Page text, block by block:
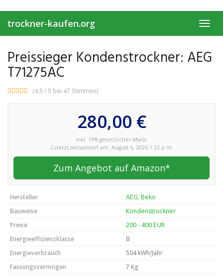
to
main
content
trockner-kaufen.org
Preissieger Kondenstrockner: AEG
T71275AC
(4.5 / 5 bei 47 Stimmen)
280,00 €
inkl. 19% gesetzlicher MwSt.
Zuletzt aktualisiert am: August 6, 2026 1:22 p.m.
Zum Angebot auf Amazon*
Hersteller AEG, Beko
Bauweise
Kondenstrockner
Preise
200 - 400 EUR
Energieeffizienzklasse
B
Energieverbrauch
504 kWh/Jahr
Fassungsvermögen
7 Kg